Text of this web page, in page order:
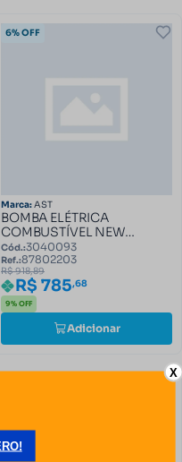
6% OFF
Marca:AST
BOMBA ELÉTRICA
COMBUSTÍVEL NEW
HOLLAND 87802203
Cód.:3040093
Ref.:87802203
R$ 918,89
R$ 785,68
9% OFF
Adicionar
X